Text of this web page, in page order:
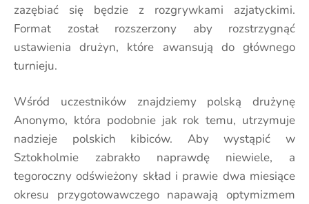
zazębiać się będzie z rozgrywkami azjatyckimi.
Format został rozszerzony aby rozstrzygnąć
ustawienia drużyn, które awansują do głównego
turnieju.
Wśród uczestników znajdziemy polską drużynę
Anonymo, która podobnie jak rok temu, utrzymuje
nadzieje polskich kibiców. Aby wystąpić w
Sztokholmie zabrakło naprawdę niewiele, a
tegoroczny odświeżony skład i prawie dwa miesiące
okresu przygotowawczego napawają optymizmem